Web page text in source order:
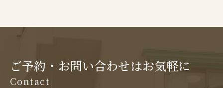
ご予約・お問い合わせはお気軽に
Contact